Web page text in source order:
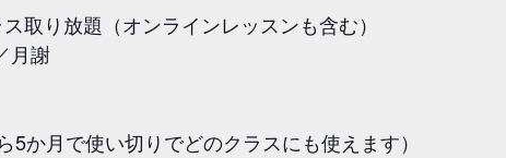
取り放題（オンラインレッスンも含む）
月謝
か月で使い切りでどのクラスにも使えます）